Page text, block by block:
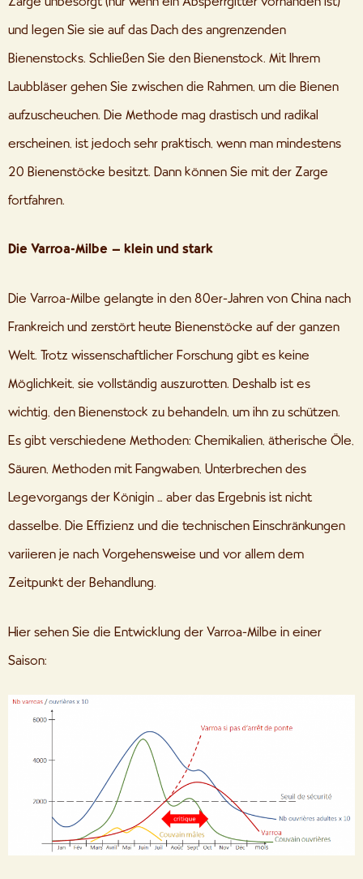
und legen Sie sie auf das Dach des angrenzenden
Bienenstocks. Schließen Sie den Bienenstock. Mit Ihrem
Laubbläser gehen Sie zwischen die Rahmen, um die Bienen
aufzuscheuchen. Die Methode mag drastisch und radikal
erscheinen, ist jedoch sehr praktisch, wenn man mindestens
20 Bienenstöcke besitzt. Dann können Sie mit der Zarge
fortfahren.
Die Varroa-Milbe – klein und stark
Die Varroa-Milbe gelangte in den 80er-Jahren von China nach
Frankreich und zerstört heute Bienenstöcke auf der ganzen
Welt. Trotz wissenschaftlicher Forschung gibt es keine
Möglichkeit, sie vollständig auszurotten. Deshalb ist es
wichtig, den Bienenstock zu behandeln, um ihn zu schützen.
Es gibt verschiedene Methoden: Chemikalien, ätherische Öle,
Säuren, Methoden mit Fangwaben, Unterbrechen des
Legevorgangs der Königin … aber das Ergebnis ist nicht
dasselbe. Die Effizienz und die technischen Einschränkungen
variieren je nach Vorgehensweise und vor allem dem
Zeitpunkt der Behandlung.
Hier sehen Sie die Entwicklung der Varroa-Milbe in einer
Saison: